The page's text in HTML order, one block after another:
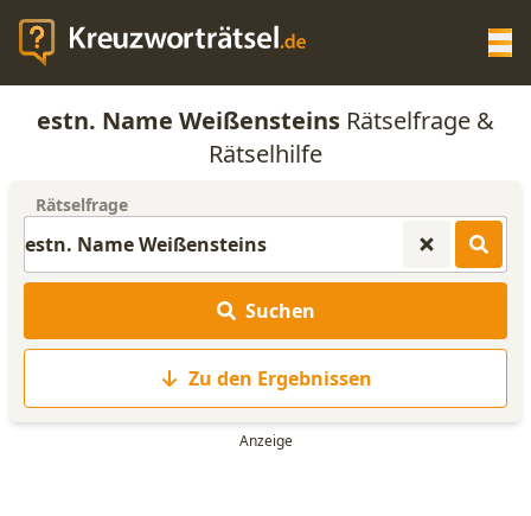
KREUZWORTRÄTSEL-HILFE
ANAGRAMM-GENERATOR
WORTLISTE
estn. Name Weißensteins Rätselfrage &
Rätselhilfe
Rätselfrage
Suchen
Zu den Ergebnissen